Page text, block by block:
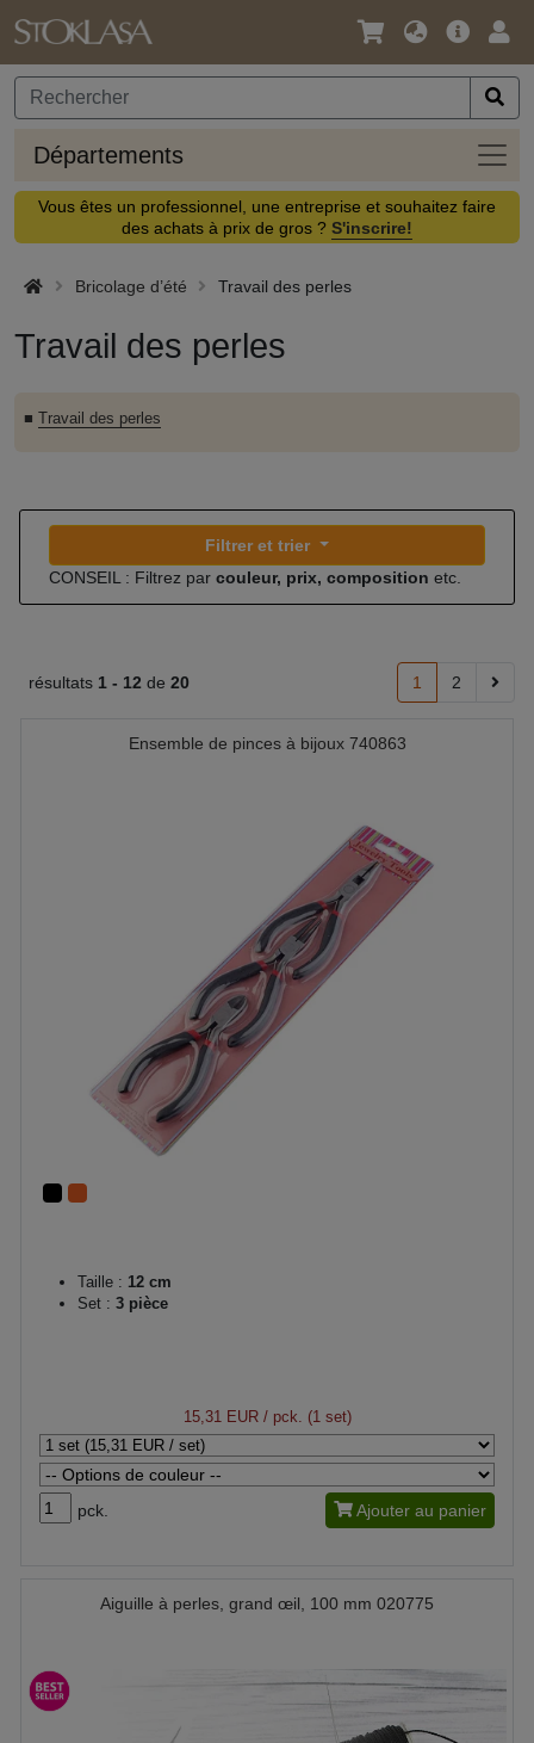
Langue
Devise
Offre
Départements
Vous êtes un professionnel, une entreprise et souhaitez faire
des achats à prix de gros ? S'inscrire!
Bricolage d’été Travail des perles
Travail des perles
■ Travail des perles
Filtrer et trier
CONSEIL : Filtrez par couleur, prix, composition etc.
résultats 1 - 12 de 20 1 2
Ensemble de pinces à bijoux 740863
Taille : 12 cm
Set : 3 pièce
15,31 EUR/ pck. (1 set)
pck. Ajouter au panier
Aiguille à perles, grand œil, 100 mm 020775